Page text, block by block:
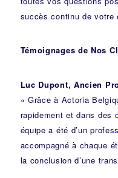
succès continu de votre
Témoignages de Nos
Luc Dupont, Ancien
« Grâce à Actoria
rapidement et dans des
équipe a été d’un
accompagné à chaque
la conclusion d’une